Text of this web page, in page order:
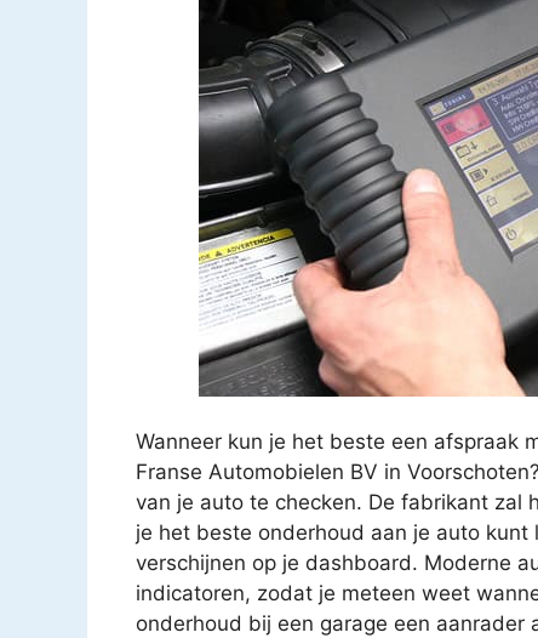
Wanneer kun je het beste een afspraak
Franse Automobielen BV in
van je auto te checken. De fabrikant zal
je het beste onderhoud aan je auto
verschijnen op je dashboard. Moderne
indicatoren, zodat je meteen weet
onderhoud bij een garage een